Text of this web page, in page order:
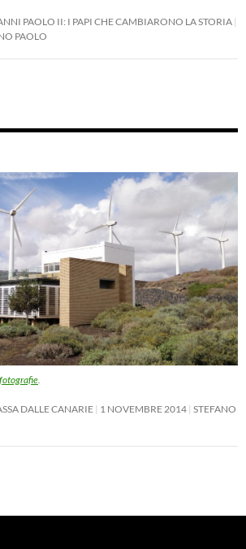
PAOLO II: I PAPI CHE CAMBIARONO LA STORIA
PAOLO
DALLE CANARIE 1 NOVEMBRE 2014 STEFANO